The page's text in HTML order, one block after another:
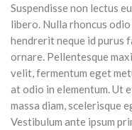
Suspendisse non lectus
libero. Nulla rhoncus
hendrerit neque id purus
ornare. Pellentesque
velit, fermentum eget
at odio in elementum. Ut
massa diam,
Vestibulum ante ipsum